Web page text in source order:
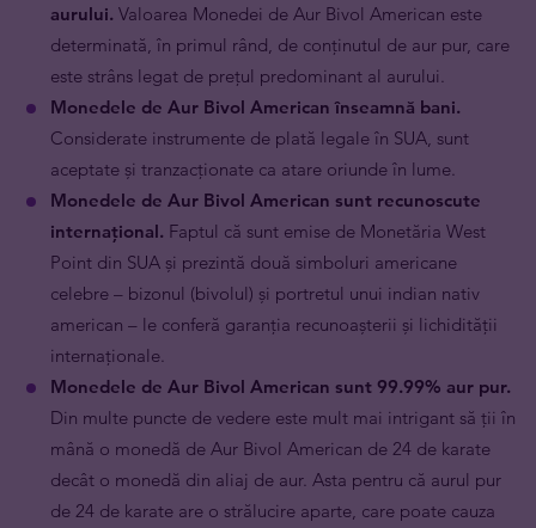
aurului. Valoarea Monedei de Aur Bivol American este
determinată, în primul rând, de conținutul de aur pur, care
este strâns legat de prețul predominant al aurului.
Monedele de Aur Bivol American înseamnă bani.
Considerate instrumente de plată legale în SUA, sunt
aceptate și tranzacționate ca atare oriunde în lume.
Monedele de Aur Bivol American sunt recunoscute
internațional. Faptul că sunt emise de Monetăria West
Point din SUA și prezintă două simboluri americane
celebre – bizonul (bivolul) și portretul unui indian nativ
american – le conferă garanția recunoașterii și lichidității
internaționale.
Monedele de Aur Bivol American sunt 99.99% aur pur.
Din multe puncte de vedere este mult mai intrigant să ții în
mână o monedă de Aur Bivol American de 24 de karate
decât o monedă din aliaj de aur. Asta pentru că aurul pur
de 24 de karate are o strălucire aparte, care poate cauza